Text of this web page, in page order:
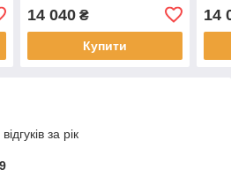
14 040₴
Купити
14
за рік